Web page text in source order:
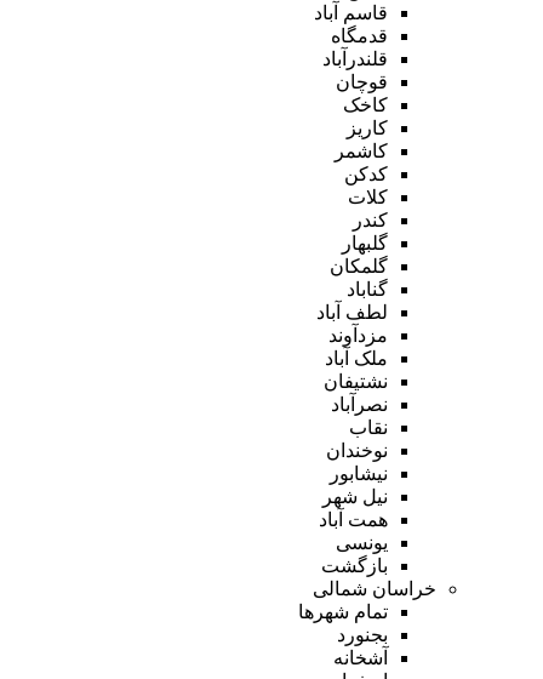
قاسم آباد
قدمگاه
قلندرآباد
قوچان
کاخک
کاریز
کاشمر
کدکن
کلات
کندر
گلبهار
گلمکان
گناباد
لطف آباد
مزدآوند
ملک آباد
نشتیفان
نصرآباد
نقاب
نوخندان
نیشابور
نیل شهر
همت آباد
یونسی
بازگشت
خراسان شمالی
تمام شهر‌ها
بجنورد
آشخانه